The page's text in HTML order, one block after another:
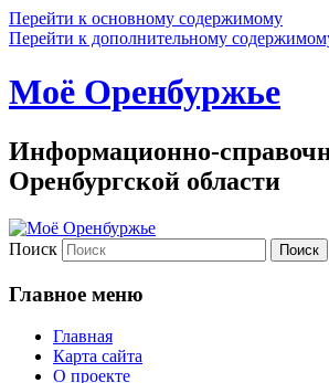
Перейти к основному содержимому
Перейти к дополнительному
Моё Оренбуржье
Информационно-
Оренбургской области
Поиск
Главное меню
Главная
Карта сайта
О проекте